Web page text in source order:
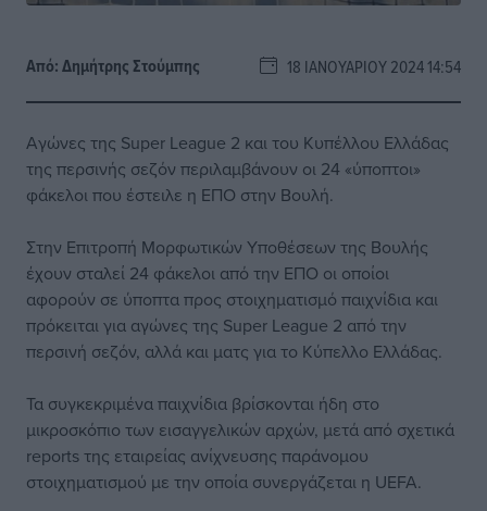
Από:Δημήτρης Στούμπης 18 ΙΑΝΟΥΑΡΊΟΥ 2024 14:54
Αγώνες της Super League 2 και του Κυπέλλου Ελλάδας
της περσινής σεζόν περιλαμβάνουν οι 24 «ύποπτοι»
φάκελοι που έστειλε η ΕΠΟ στην Βουλή.
Στην Επιτροπή Μορφωτικών Υποθέσεων της Βουλής
έχουν σταλεί 24 φάκελοι από την ΕΠΟ οι οποίοι
αφορούν σε ύποπτα προς στοιχηματισμό παιχνίδια και
πρόκειται για αγώνες της Super League 2 από την
περσινή σεζόν, αλλά και ματς για το Κύπελλο Ελλάδας.
Τα συγκεκριμένα παιχνίδια βρίσκονται ήδη στο
μικροσκόπιο των εισαγγελικών αρχών, μετά από σχετικά
reports της εταιρείας ανίχνευσης παράνομου
στοιχηματισμού με την οποία συνεργάζεται η UEFA.